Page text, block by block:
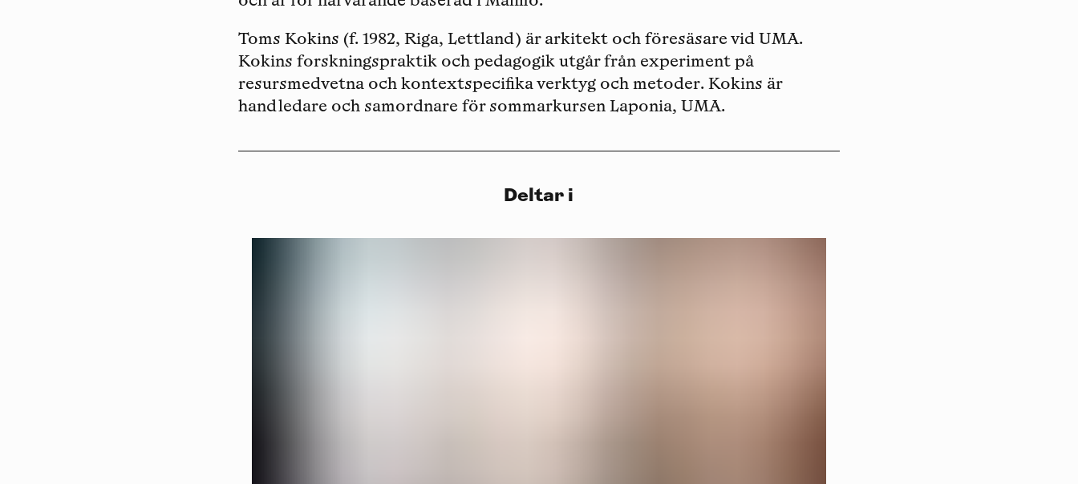
Toms Kokins (f. 1982, Riga, Lettland) är arkitekt och föresäsare vid UMA.
Kokins forskningspraktik och pedagogik utgår från experiment på
resursmedvetna och kontextspecifika verktyg och metoder. Kokins är
handledare och samordnare för sommarkursen Laponia, UMA.
Deltar i